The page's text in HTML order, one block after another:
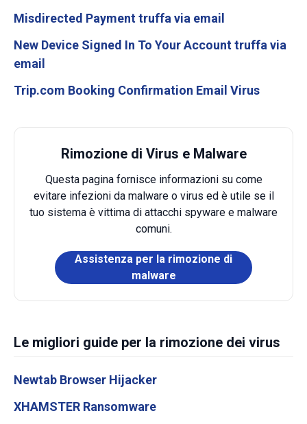
Misdirected Payment truffa via email
New Device Signed In To Your Account truffa via
email
Trip.com Booking Confirmation Email Virus
Rimozione di Virus e Malware
Questa pagina fornisce informazioni su come
evitare infezioni da malware o virus ed è utile se il
tuo sistema è vittima di attacchi spyware e malware
comuni.
Assistenza per la rimozione di
malware
Le migliori guide per la rimozione dei virus
Newtab Browser Hijacker
XHAMSTER Ransomware